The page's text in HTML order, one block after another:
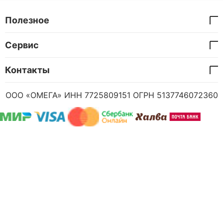
Полезное
Сервис
Контакты
ООО «ОМЕГА» ИНН 7725809151 ОГРН 5137746072360